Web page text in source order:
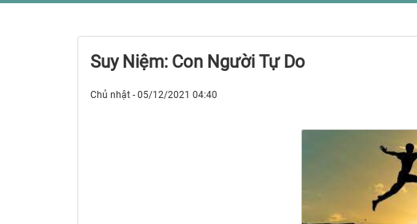
Suy Niệm: Con Người Tự Do
Chủ nhật - 05/12/2021 04:40